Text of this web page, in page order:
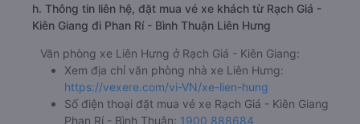
h. Thông tin liên hệ, đặt mua vé xe khách từ Rạch Giá -
Kiên Giang đi Phan Rí - Bình Thuận Liên Hưng
Văn phòng xe Liên Hưng ở Rạch Giá - Kiên Giang:
Xem địa chỉ văn phòng nhà xe Liên Hưng:
https://vexere.com/vi-VN/xe-lien-hung
Số điện thoại đặt mua vé xe Rạch Giá - Kiên Giang
Phan Rí - Bình Thuận: 1900 888684